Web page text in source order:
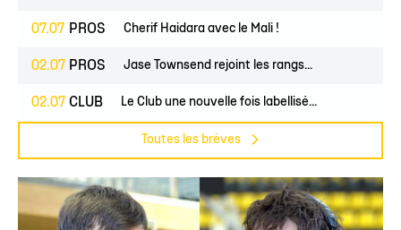
07.07 PROS Cherif Haidara avec le Mali !
02.07 PROS Jase Townsend rejoint les rangs...
02.07 CLUB Le Club une nouvelle fois labellisé...
Toutes les brèves